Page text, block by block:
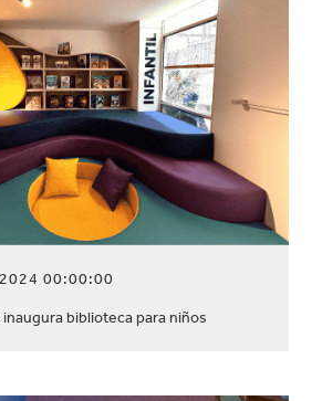
00:00:00
biblioteca para niños